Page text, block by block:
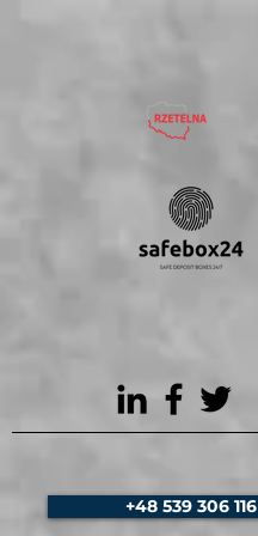
+48 539 306 116